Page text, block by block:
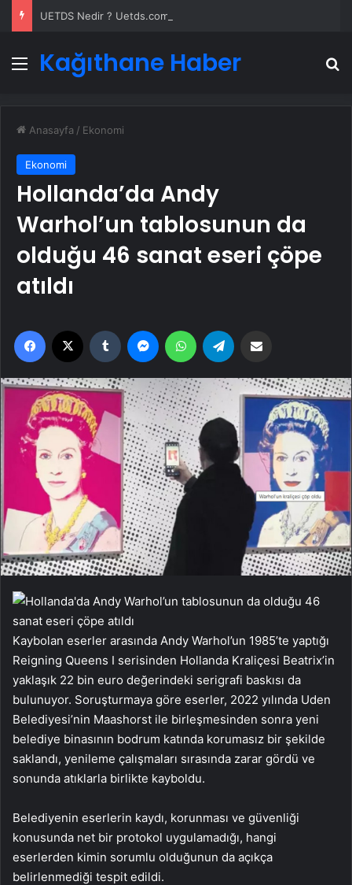
Menü
Kağıthane Haber
Anasayfa / Ekonomi
Ekonomi
Hollanda’da Andy
Warhol’un tablosunun da
olduğu 46 sanat eseri çöpe
atıldı
Facebook Tumblr MessengerWhatsApp
Kaybolan eserler arasında Andy Warhol’un 1985’te yaptığı
Reigning Queens I serisinden Hollanda Kraliçesi Beatrix’in
yaklaşık 22 bin euro değerindeki serigrafi baskısı da
bulunuyor. Soruşturmaya göre eserler, 2022 yılında Uden
Belediyesi’nin Maashorst ile birleşmesinden sonra yeni
belediye binasının bodrum katında korumasız bir şekilde
saklandı, yenileme çalışmaları sırasında zarar gördü ve
sonunda atıklarla birlikte kayboldu.
Belediyenin eserlerin kaydı, korunması ve güvenliği
konusunda net bir protokol uygulamadığı, hangi
eserlerden kimin sorumlu olduğunun da açıkça
belirlenmediği tespit edildi.